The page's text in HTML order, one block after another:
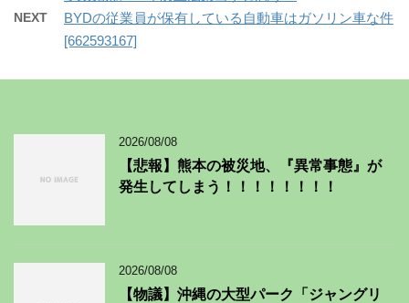
NEXT
BYDの従業員が保有している自動車はガソリン車な件
[662593167]
2026/08/08
【悲報】熊本の被災地、『異常事態』が
発生してしまう！！！！！！！！
2026/08/08
【物議】沖縄の大型パーク「ジャングリ